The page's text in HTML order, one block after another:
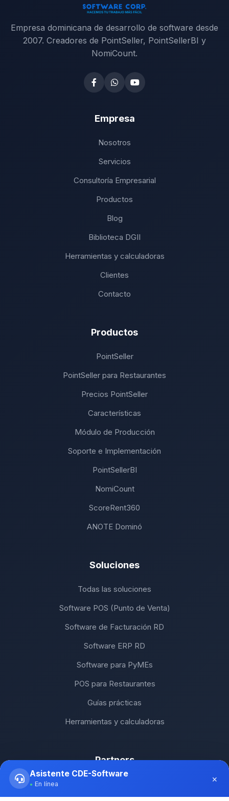
Empresa dominicana de desarrollo de software desde
2007. Creadores de PointSeller, PointSellerBI y
NomiCount.
Empresa
Nosotros
Servicios
Consultoría Empresarial
Productos
Blog
Biblioteca DGII
Herramientas y calculadoras
Clientes
Contacto
Productos
PointSeller
PointSeller para Restaurantes
Precios PointSeller
Características
Módulo de Producción
Soporte e Implementación
PointSellerBI
NomiCount
ScoreRent360
ANOTE Dominó
Soluciones
Todas las soluciones
Software POS (Punto de Venta)
Software de Facturación RD
Software ERP RD
Software para PyMEs
POS para Restaurantes
Guías prácticas
Herramientas y calculadoras
Partners
Asistente CDE-Software
En línea ×